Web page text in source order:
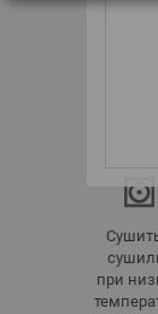
при